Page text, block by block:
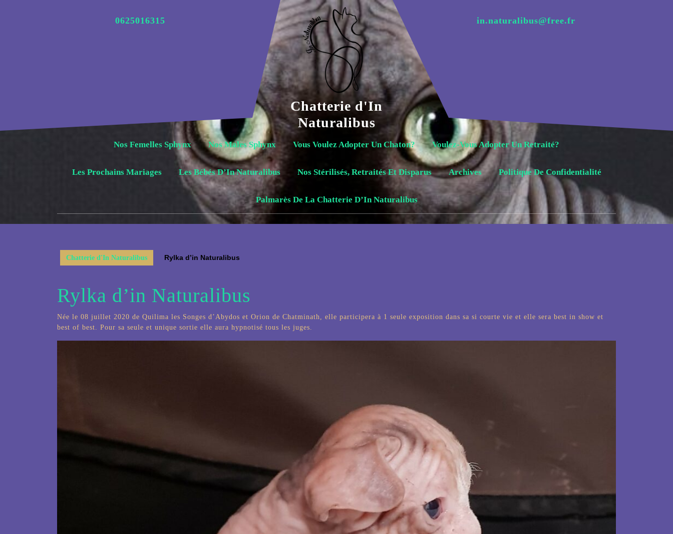
0625016315
Chatterie d'In
Naturalibus
in.naturalibus@free.fr
Nos Femelles Sphynx Nos Males Sphynx Vous Voulez Adopter Un Chaton? Voulez-Vous Adopter Un Retraité?
Les Prochains Mariages Les Bébés D’In Naturalibus Nos Stérilisés, Retraités Et Disparus Archives Politique De Confidentialité
Palmarès De La Chatterie D’In Naturalibus
Chatterie d'In Naturalibus Rylka d’in Naturalibus
Rylka d’in Naturalibus
Née le 08 juillet 2020 de Quilima les Songes d’Abydos et Orion de Chatminath, elle participera à 1 seule exposition dans sa si courte vie et elle sera best in show et
best of best. Pour sa seule et unique sortie elle aura hypnotisé tous les juges.